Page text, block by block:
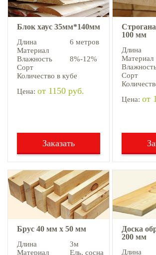
Блок хаус 35мм*140мм
Длина
6 метров
Материал
Влажность
8%-12%
Сорт
Количество в кубе
Цена: от 1150 руб.
Заказать
100 мм
Длина
Материал
Сорт
Цена: от
Брус 40 мм х 50 мм
Длина
3м
Материал
Ель, cосна
Доска
200 мм
Длина